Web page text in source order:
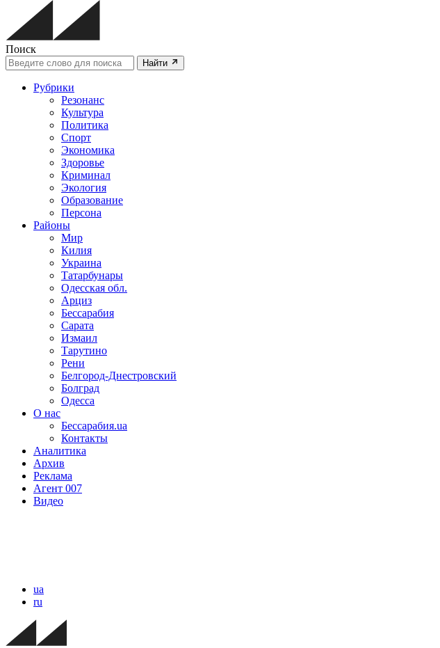
Поиск
Найти
Рубрики
Резонанс
Культура
Политика
Спорт
Экономика
Здоровье
Криминал
Экология
Образование
Персона
Районы
Мир
Килия
Украина
Татарбунары
Одесская обл.
Арциз
Бессарабия
Сарата
Измаил
Тарутино
Рени
Белгород-Днестровский
Болград
Одесса
О нас
Бессарабия.ua
Контакты
Аналитика
Архив
Реклама
Агент 007
Видео
ua
ru